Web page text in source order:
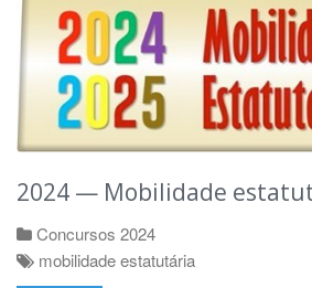
2024 — Mobilidade
Concursos 2024
mobilidade estatutária